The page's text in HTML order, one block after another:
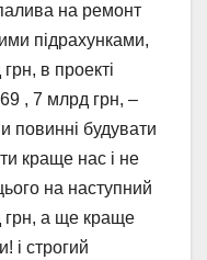
на ремонт
підрахунками,
в проекті
, 7 млрд грн, –
повинні будувати
краще нас і не
на наступний
грн, а ще краще
і строгий